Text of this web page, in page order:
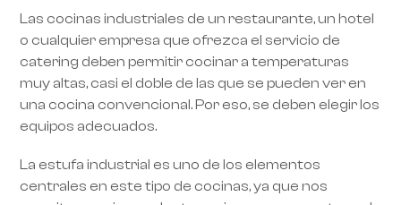
Las cocinas industriales de un restaurante, un hotel
o cualquier empresa que ofrezca el servicio de
catering deben permitir cocinar a temperaturas
muy altas, casi el doble de las que se pueden ver en
una cocina convencional. Por eso, se deben elegir los
equipos adecuados.
La estufa industrial es uno de los elementos
centrales en este tipo de cocinas, ya que nos